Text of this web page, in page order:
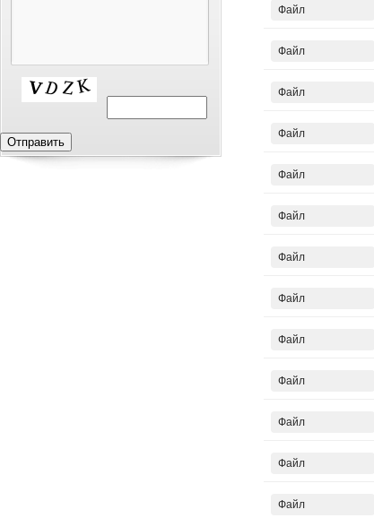
Файл
Файл
Файл
Файл
Файл
Файл
Файл
Файл
Файл
Файл
Файл
Файл
Файл